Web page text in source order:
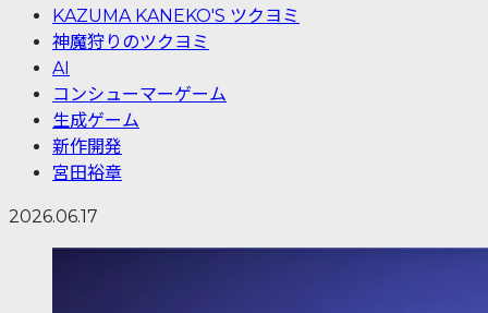
KAZUMA KANEKO'S ツクヨミ
神魔狩りのツクヨミ
AI
コンシューマーゲーム
生成ゲーム
新作開発
宮田裕章
2026.06.17